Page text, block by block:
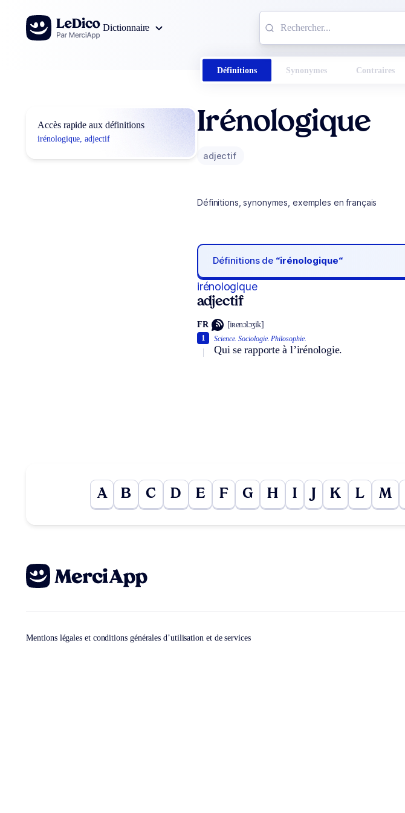
Aller au contenu
Dictionnaire
Définitions Synonymes Contraires
Accès rapide aux définitions
irénologique, adjectif
Irénologique
adjectif
Définitions, synonymes, exemples en français
Définitions de “irénologique“
irénologique
adjectif
FR [iʀenɔlɔʒik]
Science. Sociologie. Philosophie.
Qui se rapporte à l’irénologie.
1
A B C D E F G H I K L M
Mentions légales et conditions générales d’utilisation et de services